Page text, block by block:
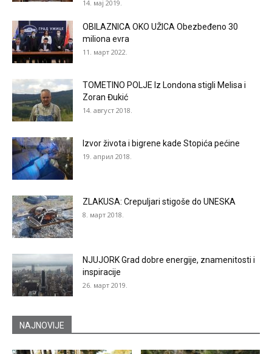
14. мај 2019.
OBILAZNICA OKO UŽICA Obezbeđeno 30
miliona evra
11. март 2022.
TOMETINO POLJE Iz Londona stigli Melisa i
Zoran Đukić
14. август 2018.
Izvor života i bigrene kade Stopića pećine
19. април 2018.
ZLAKUSA: Crepuljari stigoše do UNESKA
8. март 2018.
NJUJORK Grad dobre energije, znamenitosti i
inspiracije
26. март 2019.
NAJNOVIJE